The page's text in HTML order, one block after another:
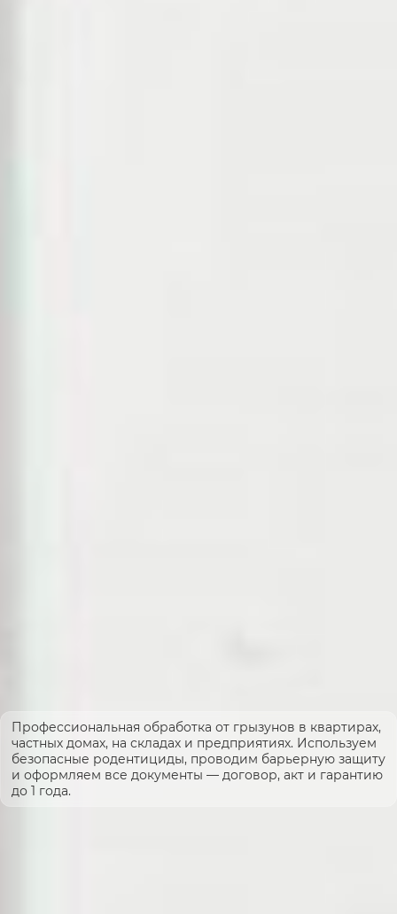
Профессиональная обработка от грызунов в квартирах,
частных домах, на складах и предприятиях. Используем
безопасные родентициды, проводим барьерную защиту
и оформляем все документы — договор, акт и гарантию
до 1 года.